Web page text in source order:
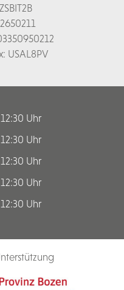
USAL8PV
Uhr
Uhr
Uhr
Uhr
Uhr